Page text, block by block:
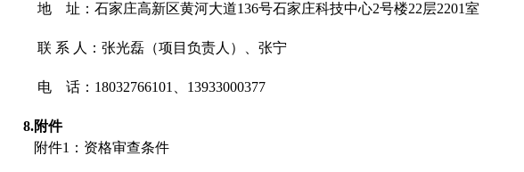
地 址： 石家庄高新区黄河大道136号石家庄科技中心2号楼22层2201室
联 系 人： 张光磊（项目负责人） 、张宁
电 话： 18032766101、13933000377
8.附件
附件1 ： 资格审查条件